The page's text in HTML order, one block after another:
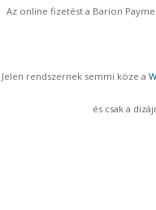
Az online fizetést a Barion
Jelen rendszernek semmi köze a
és csak a